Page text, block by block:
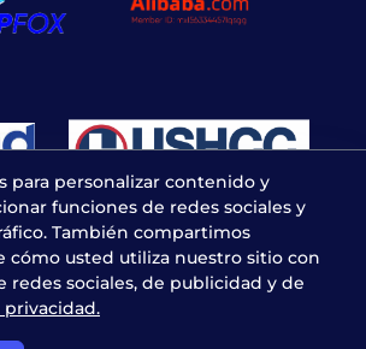
para personalizar contenido y
funciones de redes sociales y
También compartimos
cómo usted utiliza nuestro sitio con
redes sociales, de publicidad y de
privacidad.